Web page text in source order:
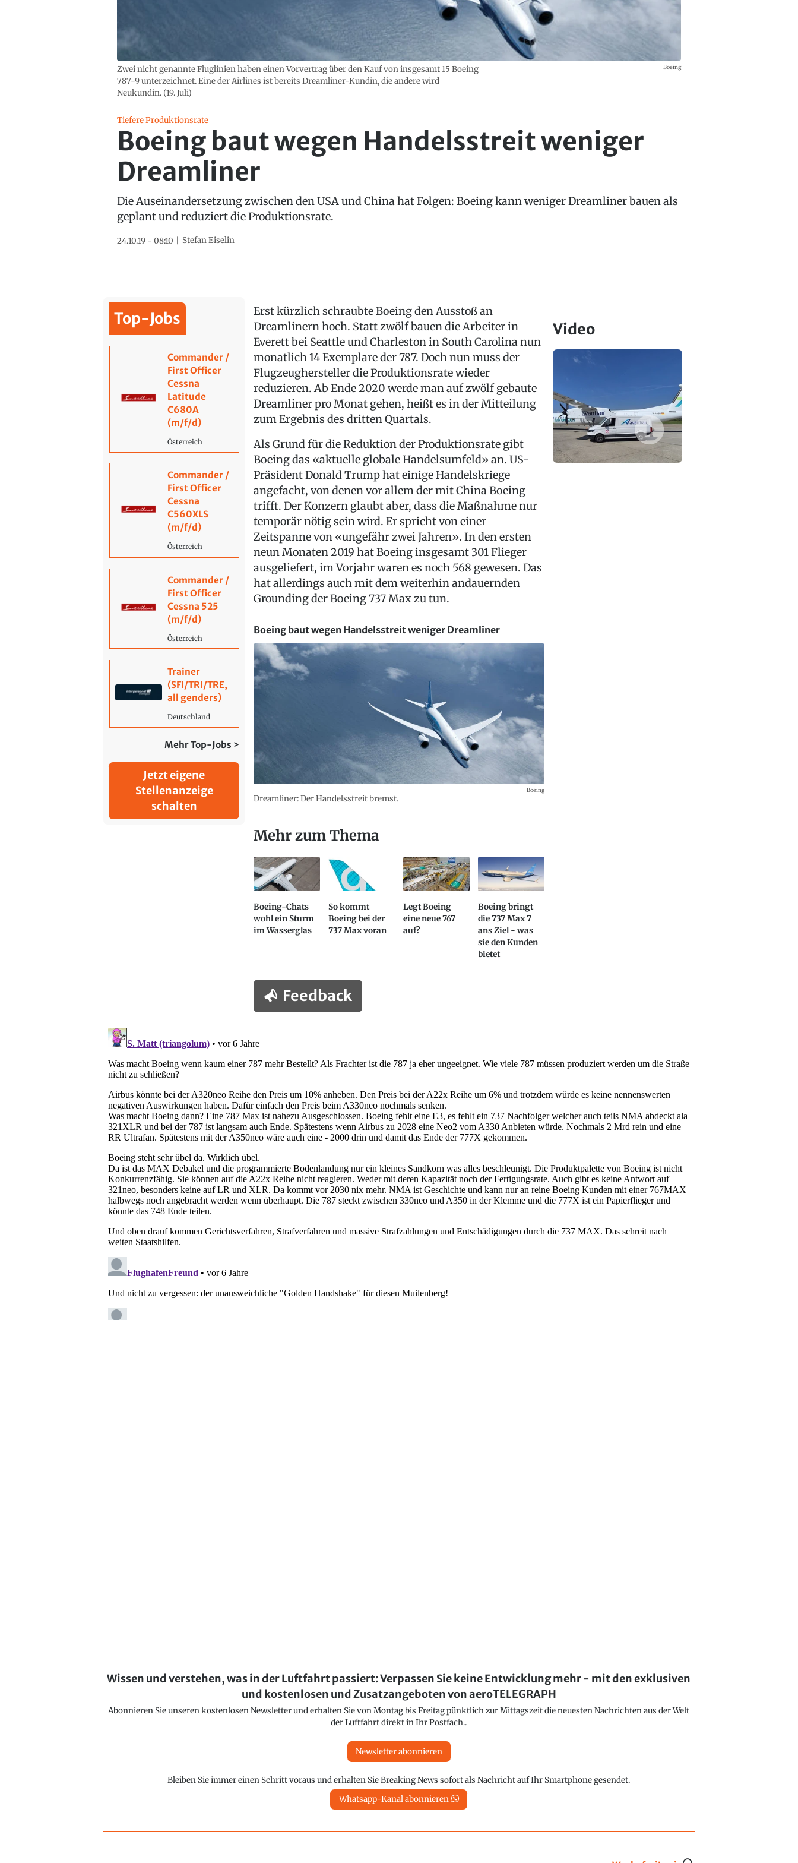
Zwei nicht genannte Fluglinien haben einen Vorvertrag über den Kauf von insgesamt 15 Boeing
787-9 unterzeichnet. Eine der Airlines ist bereits Dreamliner-Kundin, die andere wird
Neukundin. (19. Juli)
Boeing
Tiefere Produktionsrate
Boeing baut wegen Handelsstreit weniger
Dreamliner
Die Auseinandersetzung zwischen den USA und China hat Folgen: Boeing kann weniger Dreamliner bauen als
geplant und reduziert die Produktionsrate.
24.10.19 - 08:10 Stefan Eiselin
Top-Jobs
Commander /
First Officer
Cessna
Latitude
C680A
(m/f/d)
Österreich
Commander /
First Officer
Cessna
C560XLS
(m/f/d)
Österreich
Commander /
First Officer
Cessna 525
(m/f/d)
Österreich
Trainer
(SFI/TRI/TRE,
all genders)
Deutschland
Mehr Top-Jobs >
Jetzt eigene
Stellenanzeige
schalten
Erst kürzlich schraubte Boeing den Ausstoß an
Dreamlinern hoch. Statt zwölf bauen die Arbeiter in
Everett bei Seattle und Charleston in South Carolina nun
monatlich 14 Exemplare der 787. Doch nun muss der
Flugzeughersteller die Produktionsrate wieder
reduzieren. Ab Ende 2020 werde man auf zwölf gebaute
Dreamliner pro Monat gehen, heißt es in der Mitteilung
zum Ergebnis des dritten Quartals.
Als Grund für die Reduktion der Produktionsrate gibt
Boeing das «aktuelle globale Handelsumfeld» an. US-
Präsident Donald Trump hat einige Handelskriege
angefacht, von denen vor allem der mit China Boeing
trifft. Der Konzern glaubt aber, dass die Maßnahme nur
temporär nötig sein wird. Er spricht von einer
Zeitspanne von «ungefähr zwei Jahren». In den ersten
neun Monaten 2019 hat Boeing insgesamt 301 Flieger
ausgeliefert, im Vorjahr waren es noch 568 gewesen. Das
hat allerdings auch mit dem weiterhin andauernden
Grounding der Boeing 737 Max zu tun.
Boeing baut wegen Handelsstreit weniger Dreamliner
Dreamliner: Der Handelsstreit bremst.
Boeing
Mehr zum Thema
Boeing-Chats
wohl ein Sturm
im Wasserglas
So kommt
Boeing bei der
737 Max voran
Legt Boeing
eine neue 767
auf?
Boeing bringt
die 737 Max 7
ans Ziel - was
sie den Kunden
bietet
Feedback
Video
Wissen und verstehen, was in der Luftfahrt passiert: Verpassen Sie keine Entwicklung mehr - mit den exklusiven
und kostenlosen und Zusatzangeboten von aeroTELEGRAPH
Abonnieren Sie unseren kostenlosen Newsletter und erhalten Sie von Montag bis Freitag pünktlich zur Mittagszeit die neuesten Nachrichten aus der Welt
der Luftfahrt direkt in Ihr Postfach..
Newsletter abonnieren
Bleiben Sie immer einen Schritt voraus und erhalten Sie Breaking News sofort als Nachricht auf Ihr Smartphone gesendet.
Whatsapp-Kanal abonnieren